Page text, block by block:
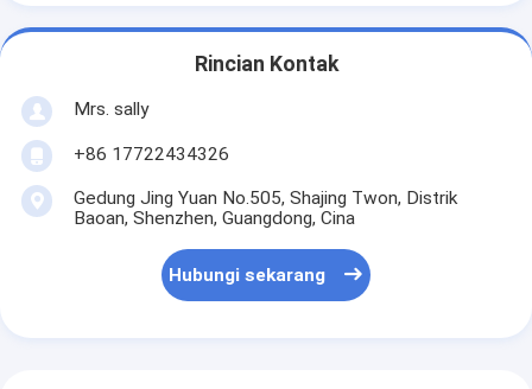
Rincian Kontak
Mrs. sally
+86 17722434326
Gedung Jing Yuan No.505, Shajing Twon, Distrik
Baoan, Shenzhen, Guangdong, Cina
Hubungi sekarang